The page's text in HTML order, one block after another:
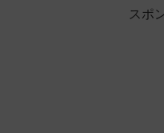
スポ